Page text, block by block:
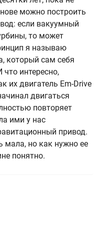
можно построить
если вакуумный
то может
я называю
который сам себя
интересно,
их двигатель Em-Drive
двигаться
повторяет
ими у нас
привод.
мала, но как нужно ее
понятно.